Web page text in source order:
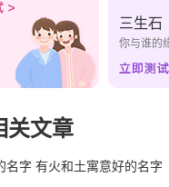
三生石
你与谁的
关文章
名字 有火和土寓意好的名字